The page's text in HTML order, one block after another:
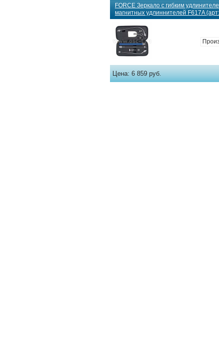
FORCE Зеркало с гибким
магнитных удлиннителей F617A
Цена:6 859 руб.